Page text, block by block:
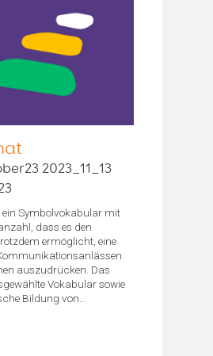
2023_11_13
ein Symbolvokabular mit
dass es den
ermöglicht, eine
auszudrücken. Das
Vokabular sowie
Bildung von...